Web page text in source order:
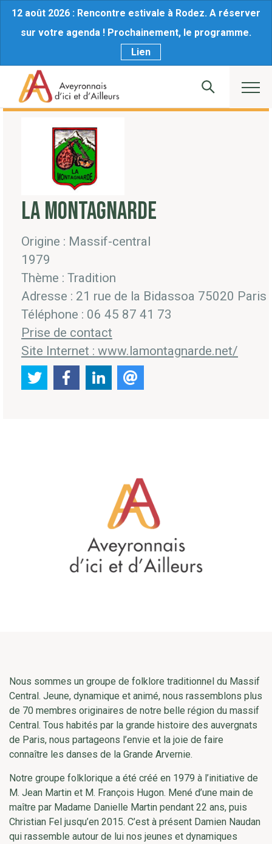
12 août 2026 : Rencontre estivale à Rodez. A réserver
sur votre agenda ! Prochainement, le programme.
Lien
LA MONTAGNARDE
Origine : Massif-central
1979
Thème : Tradition
Adresse : 21 rue de la Bidassoa 75020 Paris
Téléphone : 06 45 87 41 73
Prise de contact
Site Internet : www.lamontagnarde.net/
Nous sommes un groupe de folklore traditionnel du Massif
Central. Jeune, dynamique et animé, nous rassemblons plus
de 70 membres originaires de notre belle région du massif
Central. Tous habités par la grande histoire des auvergnats
de Paris, nous partageons l’envie et la joie de faire
connaître les danses de la Grande Arvernie.
Notre groupe folklorique a été créé en 1979 à l’initiative de
M. Jean Martin et M. François Hugon. Mené d’une main de
maître par Madame Danielle Martin pendant 22 ans, puis
Christian Fel jusqu’en 2015. C’est à présent Damien Naudan
qui rassemble autour de lui nos jeunes et dynamiques